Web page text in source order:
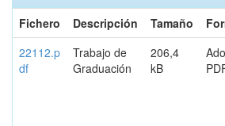
Fichero
Descripción Tamaño
22112.p
df
Trabajo de
Graduación
206,4
kB